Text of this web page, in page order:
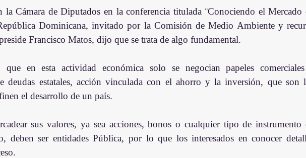
la Cámara de Diputados en la conferencia titulada ¨Conociendo el Mercado
Dominicana, invitado por la Comisión de Medio Ambiente y
Francisco Matos, dijo que se trata de algo fundamental.
que en esta actividad económica solo se negocian papeles
deudas estatales, acción vinculada con el ahorro y la inversión, que son
el desarrollo de un país.
sus valores, ya sea acciones, bonos o cualquier tipo de instrumento
deben ser entidades Pública, por lo que los interesados en conocer